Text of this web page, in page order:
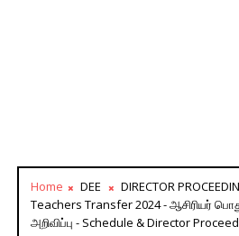
Home DEE DIRECTOR
Teachers Transfer 2024 - ஆசிரியர்
அறிவிப்பு - Schedule & Director